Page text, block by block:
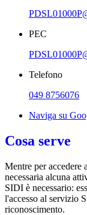
PEC
Telefono
049 8756076
Naviga su
Cosa serve
Mentre per accedere
necessaria alcuna
SIDI è necessario:
l'accesso al servizio
riconoscimento.